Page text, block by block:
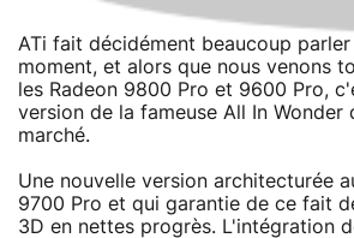
ATi fait décidément beaucoup
moment, et alors que nous venons
les Radeon 9800 Pro et 9600 Pro,
version de la fameuse All In Wonder
marché.
Une nouvelle version architecturée
9700 Pro et qui garantie de ce fait
3D en nettes progrès. L'intégration